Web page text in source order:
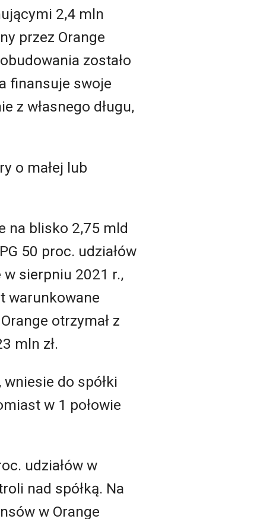
2,4 mln
przez Orange
zostało
finansuje swoje
z własnego długu,
o małej lub
na blisko 2,75 mld
50 proc. udziałów
w sierpniu 2021 r.,
warunkowane
otrzymał z
mln zł.
do spółki
w 1 połowie
udziałów w
nad spółką. Na
w Orange